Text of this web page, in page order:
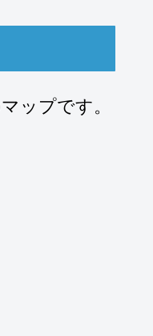
ップです。